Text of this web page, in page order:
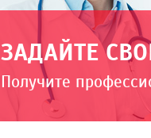
ЗАДАЙТЕ
Получите